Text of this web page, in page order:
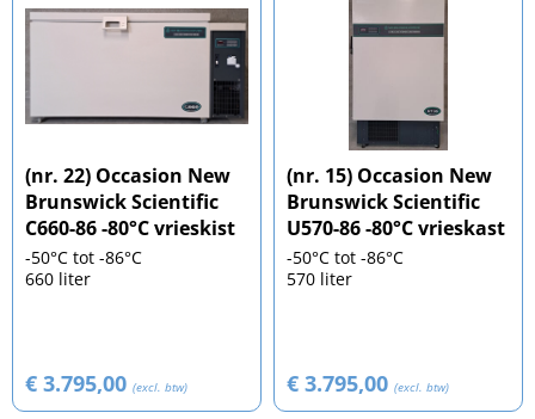
(nr. 22) Occasion New
Brunswick Scientific
C660-86 -80°C vrieskist
-50°C tot -86°C
660 liter
€ 3.795,00 (excl. btw)
(nr. 15) Occasion New
Brunswick Scientific
U570-86 -80°C vrieskast
-50°C tot -86°C
570 liter
€ 3.795,00 (excl. btw)